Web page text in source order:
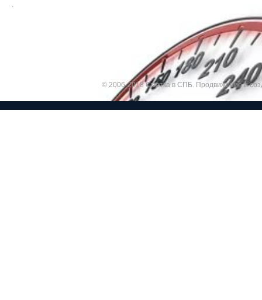
.
© 2006-2018 Смотка в СПБ. Продвижение и